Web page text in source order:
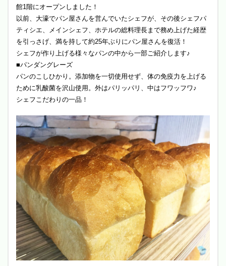
館1階にオープンしました！
以前、大濠でパン屋さんを営んでいたシェフが、その後シェフパ
ティシエ、メインシェフ、ホテルの総料理長まで務め上げた経歴
を引っさげ、満を持して約25年ぶりにパン屋さんを復活！
シェフが作り上げる様々なパンの中から一部ご紹介します♪
■パンダングレーズ
パンのこしひかり。添加物を一切使用せず、体の免疫力を上げる
ために乳酸菌を沢山使用。外はパリッパリ、中はフワッフワ♪
シェフこだわりの一品！